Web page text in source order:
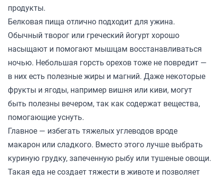
продукты.
Белковая пища отлично подходит для ужина.
Обычный творог или греческий йогурт хорошо
насыщают и помогают мышцам восстанавливаться
ночью. Небольшая горсть орехов тоже не повредит —
в них есть полезные жиры и магний. Даже некоторые
фрукты и ягоды, например вишня или киви, могут
быть полезны вечером, так как содержат вещества,
помогающие уснуть.
Главное — избегать тяжелых углеводов вроде
макарон или сладкого. Вместо этого лучше выбрать
куриную грудку, запеченную рыбу или тушеные овощи.
Такая еда не создает тяжести в животе и позволяет